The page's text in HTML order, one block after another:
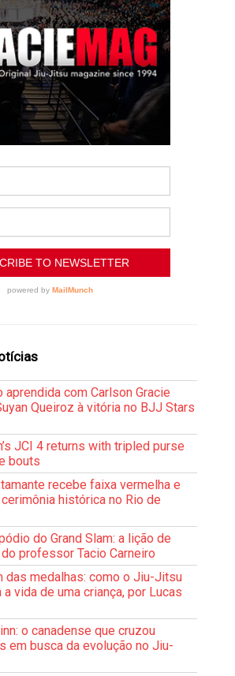
aprendida com Carlson Gracie
Queiroz à vitória no BJJ Stars
JCI 4 returns with tripled purse
bouts
recebe faixa vermelha e
histórica no Rio de
do Grand Slam: a lição de
professor Tacio Carneiro
das medalhas: como o Jiu-Jitsu
vida de uma criança, por Lucas
o canadense que cruzou
em busca da evolução no Jiu-